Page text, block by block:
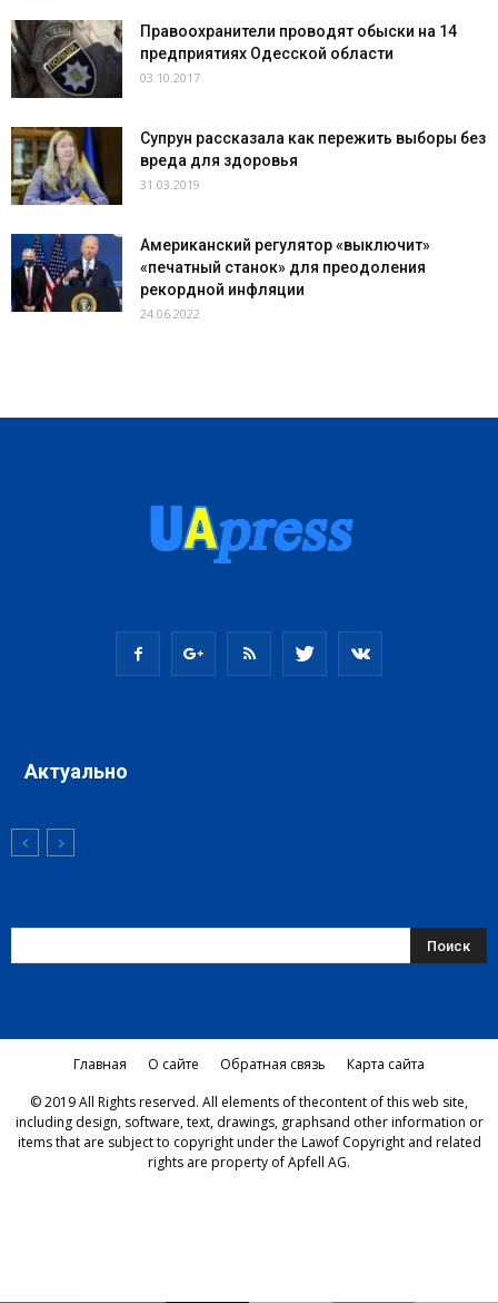
Правоохранители проводят обыски на 14
предприятиях Одесской области
03.10.2017
Супрун рассказала как пережить выборы без
вреда для здоровья
31.03.2019
Американский регулятор «выключит»
«печатный станок» для преодоления
рекордной инфляции
24.06.2022
Актуально
Главная О сайте Обратная связь
Карта сайта
© 2019 All Rights reserved. All elements of thecontent of this web site,
including design, software, text, drawings, graphsand other information or
items that are subject to copyright under the Lawof Copyright and related
rights are property of Apfell AG.